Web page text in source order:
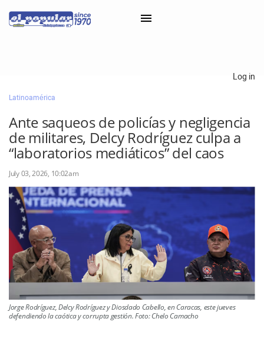
Classifieds
Categorías
Iniciar sesión con Clascal
×
Log in
Latinoamérica
Ante saqueos de policías y negligencia
de militares, Delcy Rodríguez culpa a
“laboratorios mediáticos” del caos
July 03, 2026, 10:02am
Jorge Rodríguez, Delcy Rodríguez y Diosdado Cabello, en Caracas, este jueves
defendiendo la caótica y corrupta gestión. Foto: Chelo Camacho